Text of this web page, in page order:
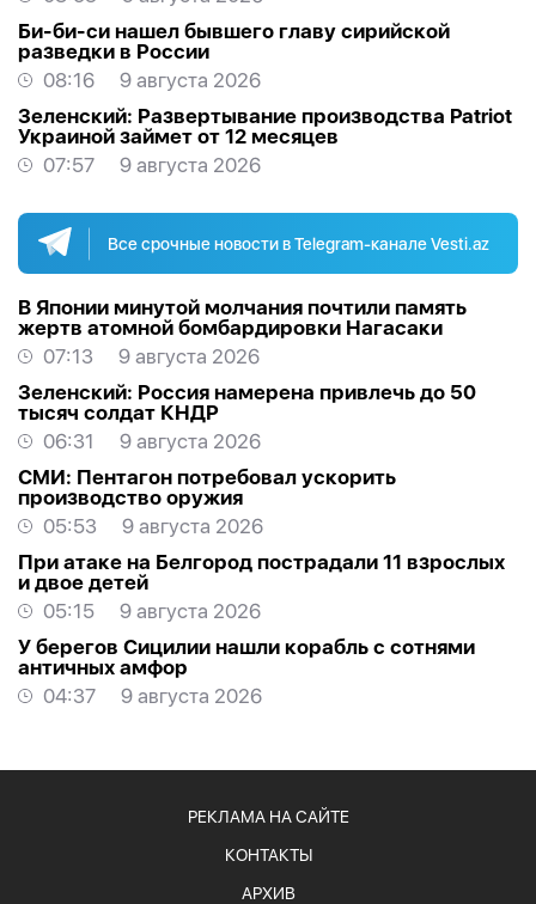
Би-би-си нашел бывшего главу сирийской
разведки в России
08:16
9 августа 2026
Зеленский: Развертывание производства Patriot
Украиной займет от 12 месяцев
07:57
9 августа 2026
Все срочные новости в Telegram-канале Vesti.az
В Японии минутой молчания почтили память
жертв атомной бомбардировки Нагасаки
07:13
9 августа 2026
Зеленский: Россия намерена привлечь до 50
тысяч солдат КНДР
06:31
9 августа 2026
СМИ: Пентагон потребовал ускорить
производство оружия
05:53
9 августа 2026
При атаке на Белгород пострадали 11 взрослых
и двое детей
05:15
9 августа 2026
У берегов Сицилии нашли корабль с сотнями
античных амфор
04:37
9 августа 2026
РЕКЛАМА НА САЙТЕ
КОНТАКТЫ
АРХИВ